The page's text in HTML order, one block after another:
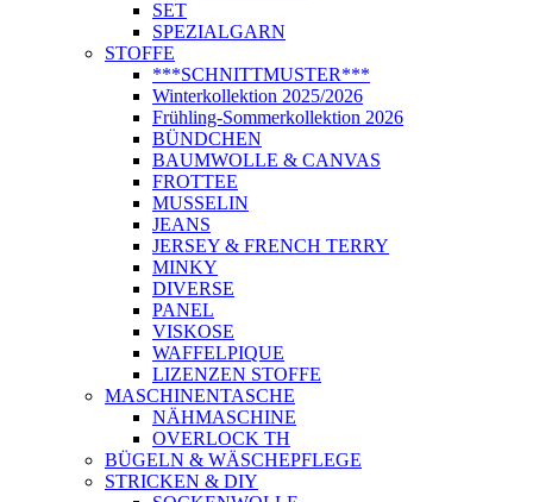
SET
SPEZIALGARN
STOFFE
***SCHNITTMUSTER***
Winterkollektion 2025/2026
Frühling-Sommerkollektion 2026
BÜNDCHEN
BAUMWOLLE & CANVAS
FROTTEE
MUSSELIN
JEANS
JERSEY & FRENCH TERRY
MINKY
DIVERSE
PANEL
VISKOSE
WAFFELPIQUE
LIZENZEN STOFFE
MASCHINENTASCHE
NÄHMASCHINE
OVERLOCK TH
BÜGELN & WÄSCHEPFLEGE
STRICKEN & DIY